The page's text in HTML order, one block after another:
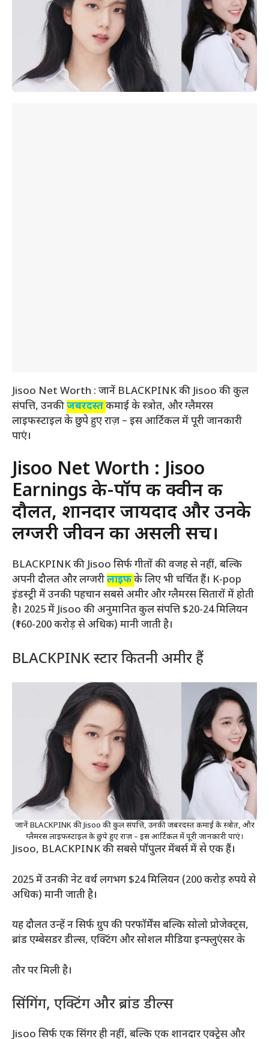
Jisoo Net Worth : जानें BLACKPINK की Jisoo की कुल
संपत्ति, उनकीजबरदस्तकमाई के स्त्रोत, और ग्लैमरस
लाइफस्टाइल के छुपे हुए राज़ – इस आर्टिकल में पूरी जानकारी
पाएं।
Jisoo Net Worth : Jisoo
Earnings के-पॉप की क्वीन की
दौलत, शानदार जायदाद और उनके
लग्जरी जीवन का असली सच।
BLACKPINK की Jisoo सिर्फ गीतों की वजह से नहीं, बल्कि
अपनी दौलत और लग्जरीलाइफके लिए भी चर्चित हैं। K-pop
इंडस्ट्री में उनकी पहचान सबसे अमीर और ग्लैमरस सितारों में होती
है। 2025 में Jisoo की अनुमानित कुल संपत्ति $20-24 मिलियन
(₹160-200 करोड़ से अधिक) मानी जाती है।
BLACKPINK स्टार कितनी अमीर हैं
जानें BLACKPINK की Jisoo की कुल संपत्ति, उनकी जबरदस्त कमाई के स्त्रोत, और
ग्लैमरस लाइफस्टाइल के छुपे हुए राज़ – इस आर्टिकल में पूरी जानकारी पाएं।
Jisoo, BLACKPINK की सबसे पॉपुलर मेंबर्स में से एक हैं।
2025 में उनकी नेट वर्थ लगभग $24 मिलियन (200 करोड़ रुपये से
अधिक) मानी जाती है।
यह दौलत उन्हें न सिर्फ ग्रुप की परफॉर्मेंस बल्कि सोलो प्रोजेक्ट्स,
ब्रांड एम्बेसडर डील्स, एक्टिंग और सोशल मीडिया इन्फ्लुएंसर के
तौर पर मिली है।
सिंगिंग, एक्टिंग और ब्रांड डील्स
Jisoo सिर्फ एक सिंगर ही नहीं, बल्कि एक शानदार एक्ट्रेस और